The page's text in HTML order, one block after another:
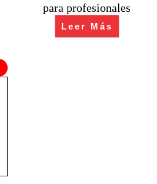
para profesionales
Leer Más